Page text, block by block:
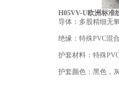
H05VV-U欧洲标准
导体：多股精细无
绝缘：特殊PVC混
护套材料：特殊
护套颜色：黑色，